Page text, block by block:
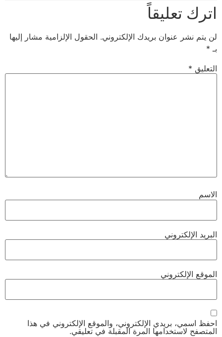
اترك تعليقاً
لن يتم نشر عنوان بريدك الإلكتروني. الحقول الإلزامية مشار إليها
بـ *
التعليق *
الاسم
البريد الإلكتروني
الموقع الإلكتروني
احفظ اسمي، بريدي الإلكتروني، والموقع الإلكتروني في هذا
المتصفح لاستخدامها المرة المقبلة في تعليقي.